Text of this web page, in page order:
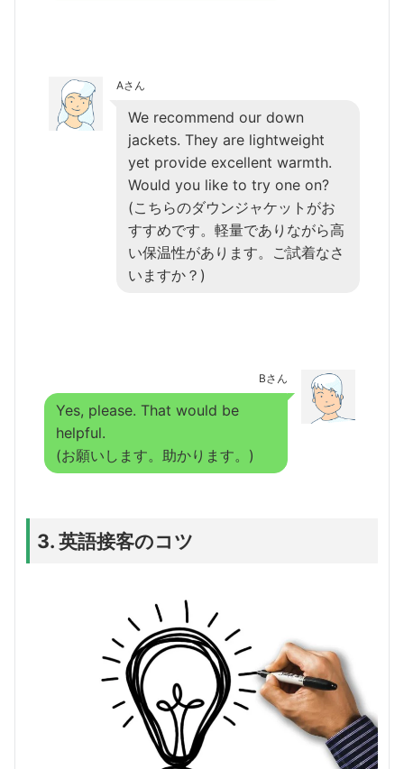
Aさん
We recommend our down
jackets. They are lightweight
yet provide excellent warmth.
Would you like to try one on?
(こちらのダウンジャケットがお
すすめです。軽量でありながら高
い保温性があります。ご試着なさ
いますか？)
Bさん
Yes, please. That would be
helpful.
(お願いします。助かります。)
3. 英語接客のコツ